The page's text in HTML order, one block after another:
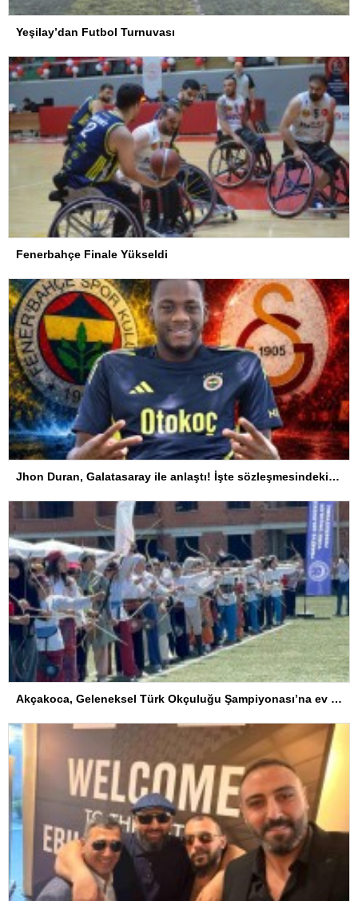
Yeşilay’dan Futbol Turnuvası
Fenerbahçe Finale Yükseldi
Jhon Duran, Galatasaray ile anlaştı! İşte sözleşmesindeki özel madde
Akçakoca, Geleneksel Türk Okçuluğu Şampiyonası’na ev sahipliği yapıyor